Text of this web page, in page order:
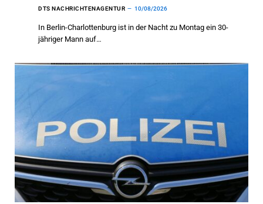
DTS NACHRICHTENAGENTUR 10/08/2026
In Berlin-Charlottenburg ist in der Nacht zu Montag ein 30-
jähriger Mann auf…